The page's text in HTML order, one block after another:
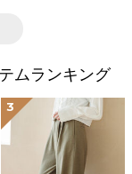
ムランキング
3